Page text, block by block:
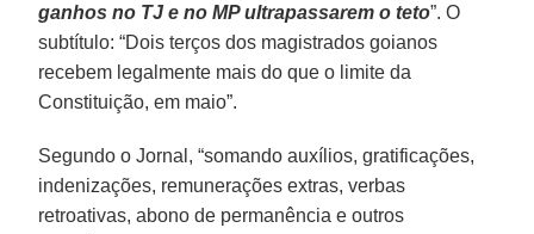
ganhos no TJ e no MP ultrapassarem o teto”. O
subtítulo: “Dois terços dos magistrados goianos
recebem legalmente mais do que o limite da
Constituição, em maio”.
Segundo o Jornal, “somando auxílios, gratificações,
indenizações, remunerações extras, verbas
retroativas, abono de permanência e outros